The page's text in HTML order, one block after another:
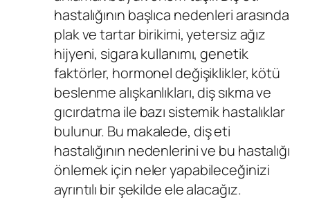
hastalığının başlıca nedenleri arasında
plak ve tartar birikimi, yetersiz ağız
hijyeni, sigara kullanımı, genetik
faktörler, hormonel değişiklikler, kötü
beslenme alışkanlıkları, diş sıkma ve
gıcırdatma ile bazı sistemik hastalıklar
bulunur. Bu makalede, diş eti
hastalığının nedenlerini ve bu hastalığı
önlemek için neler yapabileceğinizi
ayrıntılı bir şekilde ele alacağız.